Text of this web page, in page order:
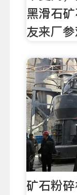
黑滑石
友来厂参
矿石粉